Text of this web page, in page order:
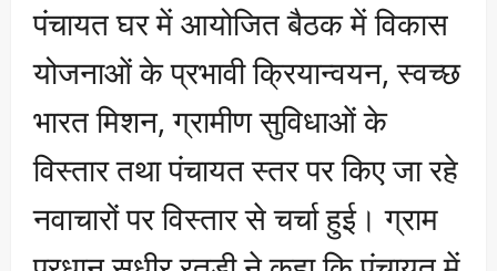
पंचायत घर में आयोजित बैठक में विकास
योजनाओं के प्रभावी क्रियान्वयन, स्वच्छ
भारत मिशन, ग्रामीण सुविधाओं के
विस्तार तथा पंचायत स्तर पर किए जा रहे
नवाचारों पर विस्तार से चर्चा हुई। ग्राम